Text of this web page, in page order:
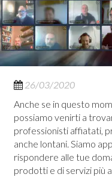
26/03/2020
Anche se in questo
possiamo venirti a
professionisti affiatati,
anche lontani. Siamo
rispondere alle tue
prodotti e di servizi più